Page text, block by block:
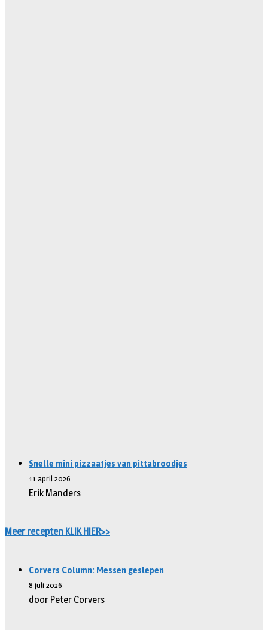
Snelle mini pizzaatjes van pittabroodjes
11 april 2026
Erik Manders
Meer recepten KLIK HIER>>
Corvers Column: Messen geslepen
8 juli 2026
door Peter Corvers